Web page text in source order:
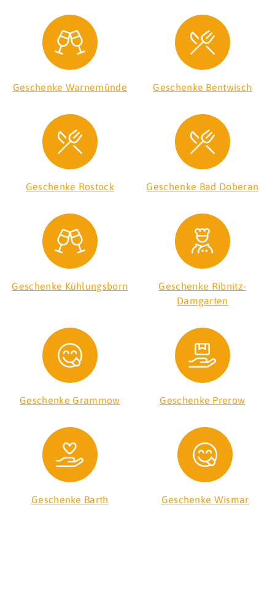
Geschenke Warnemünde Geschenke Bentwisch
Geschenke Rostock Geschenke Bad Doberan
Geschenke Kühlungsborn
Geschenke Ribnitz-
Damgarten
Geschenke Grammow Geschenke Prerow
Geschenke Barth Geschenke Wismar